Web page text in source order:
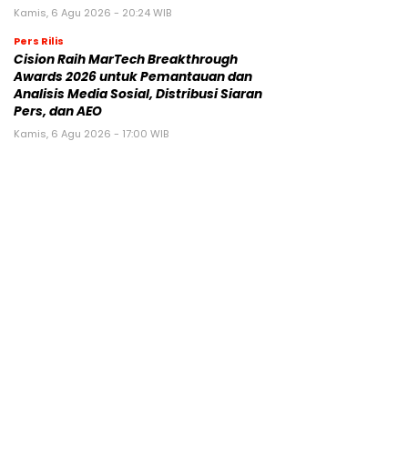
Kamis, 6 Agu 2026 - 20:24 WIB
Pers Rilis
Cision Raih MarTech Breakthrough
Awards 2026 untuk Pemantauan dan
Analisis Media Sosial, Distribusi Siaran
Pers, dan AEO
Kamis, 6 Agu 2026 - 17:00 WIB